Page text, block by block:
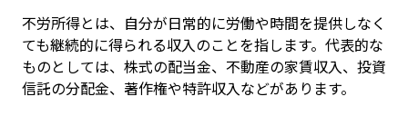
不労所得とは、自分が日常的に労働や時間を提供しなく
ても継続的に得られる収入のことを指します。代表的な
ものとしては、株式の配当金、不動産の家賃収入、投資
信託の分配金、著作権や特許収入などがあります。